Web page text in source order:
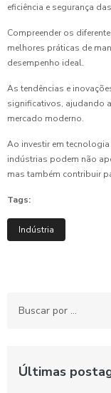
eficiência e segurança
Compreender os
melhores práticas de
desempenho ideal.
As tendências e
significativos, ajudando
mercado moderno.
Ao investir em
indústrias podem não
mas também contribuir
Tags:
Indústria
Últimas